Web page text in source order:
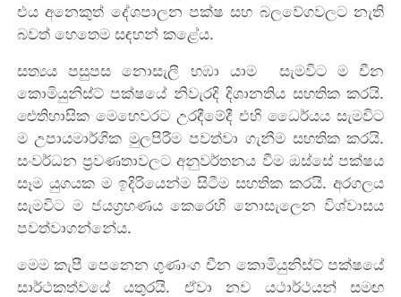
එය අනෙකුත් දේශපාලන පක්ෂ සහ බලවේගවලට නැති
බවත් හෙතෙම සඳහන් කළේය.
සත්‍යය පසුපස නොසැලී හඹා යාම සැමවිට ම චීන
කොමියුනිස්ට් පක්ෂයේ නිවැරදි දිශානතිය සහතික කරයි.
ඓතිහාසික මෙහෙවරට උරදීමේදී එහි ධෛර්යය සැමවිට
ම උපායමාර්ගික මුලපිරීම පවත්වා ගැනීම සහතික කරයි.
සංවර්ධන ප්‍රවණතාවලට අනුවර්තනය වීම ඔස්සේ පක්ෂය
සෑම යුගයක ම ඉදිරියෙන්ම සිටීම සහතික කරයි. අරගලය
සැමවිට ම ජයග්‍රහණය කෙරෙහි නොසැලෙන විශ්වාසය
පවත්වාගන්නේය.
මෙම කැපී පෙනෙන ගුණාංග චීන කොමියුනිස්ට් පක්ෂයේ
සාර්ථකත්වයේ යතුරයි. ඒවා නව යථාර්ථයන් සමඟ